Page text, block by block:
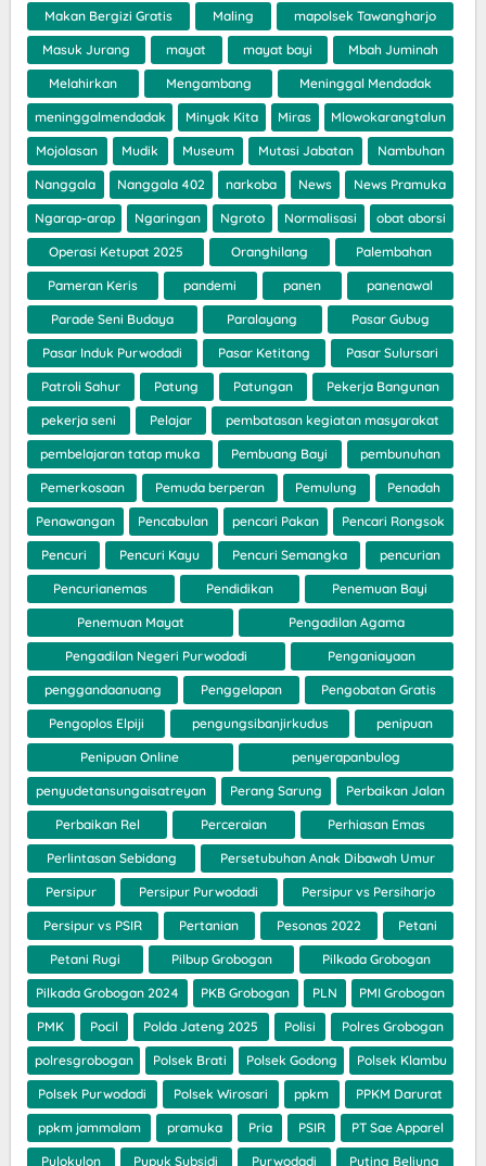
Makan Bergizi Gratis Maling mapolsek Tawangharjo
Masuk Jurang mayat mayat bayi Mbah Juminah
Melahirkan Mengambang Meninggal Mendadak
meninggalmendadak Minyak Kita Miras Mlowokarangtalun
Mojolasan Mudik Museum Mutasi Jabatan Nambuhan
Nanggala Nanggala 402 narkoba News News Pramuka
Ngarap-arap Ngaringan Ngroto Normalisasi obat aborsi
Operasi Ketupat 2025 Oranghilang Palembahan
Pameran Keris pandemi panen panenawal
Parade Seni Budaya Paralayang Pasar Gubug
Pasar Induk Purwodadi Pasar Ketitang Pasar Sulursari
Patroli Sahur Patung Patungan Pekerja Bangunan
pekerja seni Pelajar pembatasan kegiatan masyarakat
pembelajaran tatap muka Pembuang Bayi pembunuhan
Pemerkosaan Pemuda berperan Pemulung Penadah
Penawangan Pencabulan pencari Pakan Pencari Rongsok
Pencuri Pencuri Kayu Pencuri Semangka pencurian
Pencurianemas Pendidikan Penemuan Bayi
Penemuan Mayat Pengadilan Agama
Pengadilan Negeri Purwodadi Penganiayaan
penggandaanuang Penggelapan Pengobatan Gratis
Pengoplos Elpiji pengungsibanjirkudus penipuan
Penipuan Online penyerapanbulog
penyudetansungaisatreyan Perang Sarung Perbaikan Jalan
Perbaikan Rel Perceraian Perhiasan Emas
Perlintasan Sebidang Persetubuhan Anak Dibawah Umur
Persipur Persipur Purwodadi Persipur vs Persiharjo
Persipur vs PSIR Pertanian Pesonas 2022 Petani
Petani Rugi Pilbup Grobogan Pilkada Grobogan
Pilkada Grobogan 2024 PKB Grobogan PLN PMI Grobogan
PMK Pocil Polda Jateng 2025 Polisi Polres Grobogan
polresgrobogan Polsek Brati Polsek Godong Polsek Klambu
Polsek Purwodadi Polsek Wirosari ppkm PPKM Darurat
ppkm jammalam pramuka Pria PSIR PT Sae Apparel
Pulokulon Pupuk Subsidi Purwodadi Puting Beliung